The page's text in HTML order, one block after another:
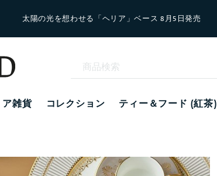
太陽の光を想わせる「ヘリア」ベース 8月5日発売
ア雑貨 コレクション ティー＆フード (紅茶)